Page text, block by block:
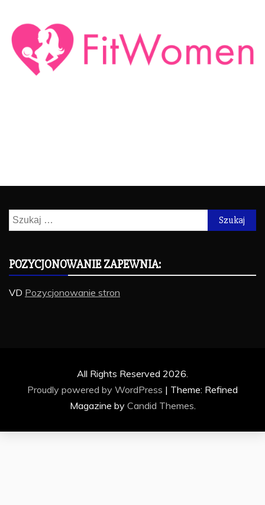
Szukaj:
POZYCJONOWANIE ZAPEWNIA:
VD Pozycjonowanie stron
All Rights Reserved 2026.
Proudly powered by WordPress | Theme: Refined
Magazine by Candid Themes.